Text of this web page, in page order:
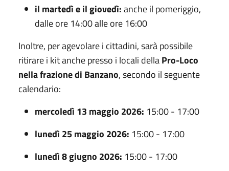
il martedì e il giovedì:anche il pomeriggio,
dalle ore 14:00 alle ore 16:00
Inoltre, per agevolare i cittadini, sarà possibile
ritirare i kit anche presso i locali dellaPro-Loco
nella frazione di Banzano, secondo il seguente
calendario:
mercoledì 13 maggio 2026: 15:00 - 17:00
lunedì 25 maggio 2026: 15:00 - 17:00
lunedì 8 giugno 2026: 15:00 - 17:00